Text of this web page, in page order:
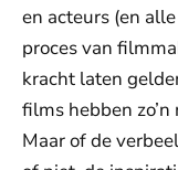
en acteurs (en
proces van
kracht laten
films hebben
Maar of de